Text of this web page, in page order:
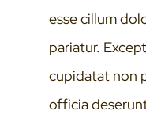
esse cillum
pariatur.
cupidatat non
officia